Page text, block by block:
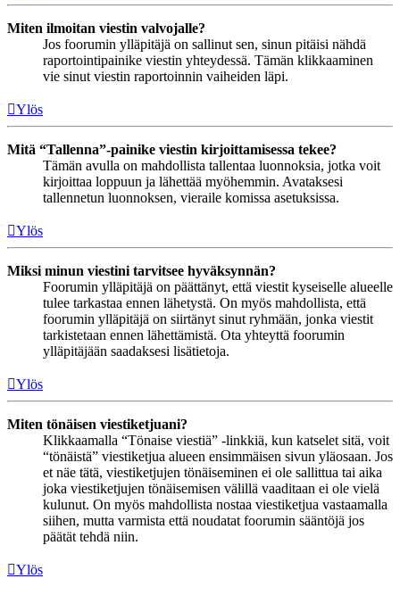
Miten ilmoitan viestin valvojalle?
Jos foorumin ylläpitäjä on sallinut sen, sinun pitäisi nähdä
raportointipainike viestin yhteydessä. Tämän klikkaaminen
vie sinut viestin raportoinnin vaiheiden läpi.
Ylös
Mitä “Tallenna”-painike viestin kirjoittamisessa tekee?
Tämän avulla on mahdollista tallentaa luonnoksia, jotka voit
kirjoittaa loppuun ja lähettää myöhemmin. Avataksesi
tallennetun luonnoksen, vieraile komissa asetuksissa.
Ylös
Miksi minun viestini tarvitsee hyväksynnän?
Foorumin ylläpitäjä on päättänyt, että viestit kyseiselle alueelle
tulee tarkastaa ennen lähetystä. On myös mahdollista, että
foorumin ylläpitäjä on siirtänyt sinut ryhmään, jonka viestit
tarkistetaan ennen lähettämistä. Ota yhteyttä foorumin
ylläpitäjään saadaksesi lisätietoja.
Ylös
Miten tönäisen viestiketjuani?
Klikkaamalla “Tönaise viestiä” -linkkiä, kun katselet sitä, voit
“tönäistä” viestiketjua alueen ensimmäisen sivun yläosaan. Jos
et näe tätä, viestiketjujen tönäiseminen ei ole sallittua tai aika
joka viestiketjujen tönäisemisen välillä vaaditaan ei ole vielä
kulunut. On myös mahdollista nostaa viestiketjua vastaamalla
siihen, mutta varmista että noudatat foorumin sääntöjä jos
päätät tehdä niin.
Ylös